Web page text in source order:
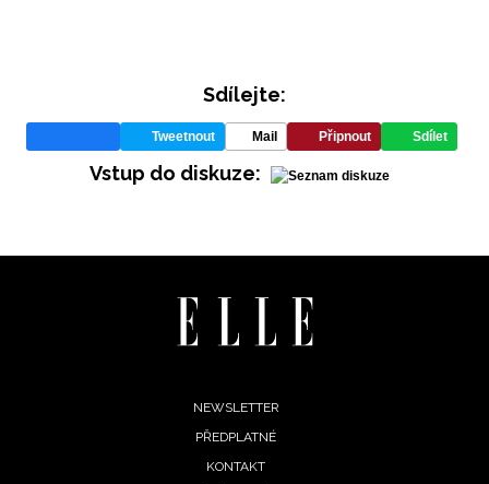
Sdílejte:
Tweetnout Mail Připnout Sdílet
Vstup do diskuze:
NEWSLETTER
PŘEDPLATNÉ
KONTAKT